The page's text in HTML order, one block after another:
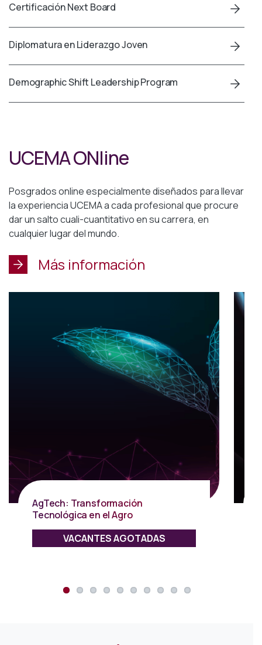
Certificación Next Board
Diplomatura en Liderazgo Joven
Demographic Shift Leadership Program
UCEMA ONline
Posgrados online especialmente diseñados para llevar
la experiencia UCEMA a cada profesional que procure
dar un salto cuali-cuantitativo en su carrera, en
cualquier lugar del mundo.
Más información
AgTech: Transformación
Tecnológica en el Agro
VACANTES AGOTADAS